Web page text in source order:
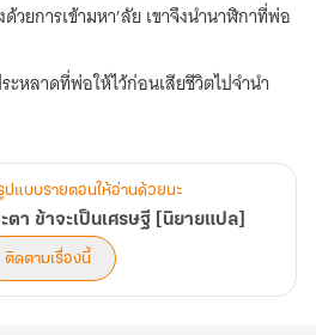
วยการเข้ามหา’ลัย เขาจึงนำนาฬิกาที่พ่อ
หลาดที่พ่อให้ไว้ก่อนเสียชีวิตไปจำนำ
ากสัมผัสกับของเหลวที่อยู่ในหินประหลาด
งต่างๆ และเหมือนสิ่งใดก็ตามที่มีหมอก
ปแบบรายตอนให้อ่านด้วยนะ
า ข้าจะเป็นเศรษฐี [นิยายแปล]
ติดตามเรื่องนี้